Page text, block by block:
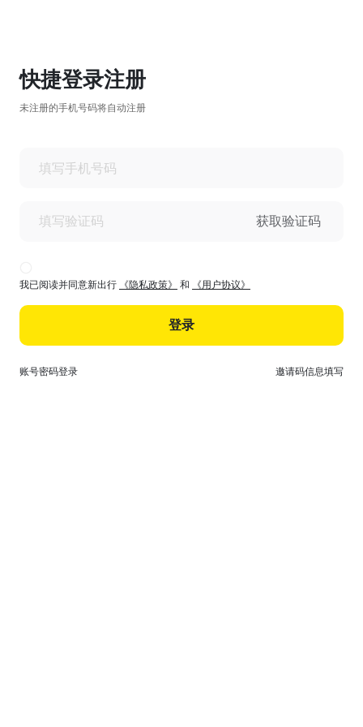
快捷登录注册
未注册的手机号码将自动注册
获取验证码
我已阅读并同意新出行 《隐私政策》 和 《用户协议》
登录
账号密码登录 邀请码信息填写